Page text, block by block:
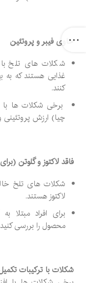
حاوی فیبر و پروتئین
شکلات های تلخ با
غذایی هستند که
کنند.
برخی شکلات ها با
چیا) ارزش
فاقد لاکتوز و گلوتن
شکلات های تلخ
لاکتوز هستند.
برای افراد
محصول را بررسی
شکلات با ترکیبات